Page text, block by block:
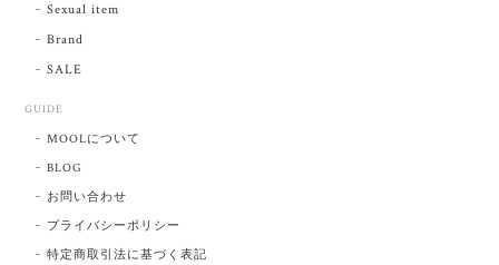
Sexual item
Brand
SALE
GUIDE
MOOLについて
BLOG
お問い合わせ
プライバシーポリシー
特定商取引法に基づく表記